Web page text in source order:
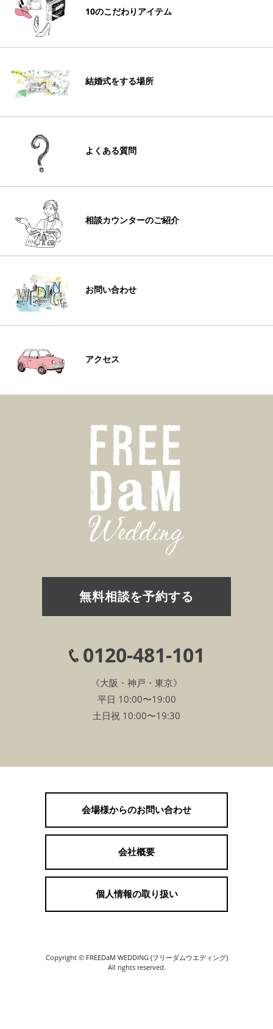
10のこだわりアイテム
結婚式をする場所
よくある質問
相談カウンターのご紹介
お問い合わせ
アクセス
無料相談を予約する
0120-481-101
《大阪・神戸・東京》
平日 10:00〜19:00
土日祝 10:00〜19:30
会場様からのお問い合わせ
会社概要
個人情報の取り扱い
Copyright © FREEDaM WEDDING (フリーダムウエディング)
All rights reserved.